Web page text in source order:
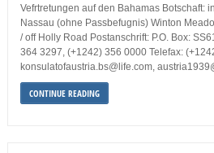
Vefrtretungen auf den Bahamas Botschaft:
Nassau (ohne Passbefugnis) Winton
/ off Holly Road Postanschrift: P.O. Box:
364 3297, (+1242) 356 0000 Telefax:
konsulatofaustria.bs@life.com,
CONTINUE READING